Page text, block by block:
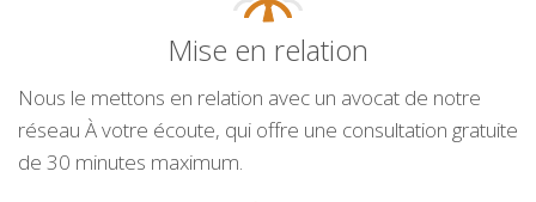
Mise en relation
Nous le mettons en relation avec un avocat de notre
réseau À votre écoute, qui offre une consultation gratuite
de 30 minutes maximum.